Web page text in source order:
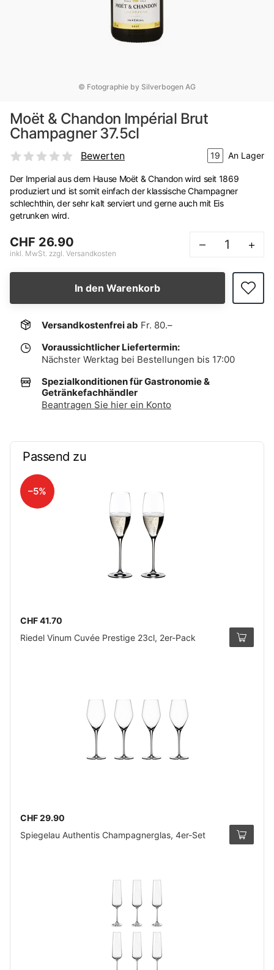
© Fotographie by Silverbogen AG
Moët & Chandon Impérial Brut
Champagner 37.5cl
Bewerten 19 An Lager
Der Imperial aus dem Hause Moët & Chandon wird seit 1869
produziert und ist somit einfach der klassische Champagner
schlechthin, der sehr kalt serviert und gerne auch mit Eis
getrunken wird.
CHF 26.90
inkl. MwSt. zzgl. Versandkosten
– +
In den Warenkorb
Versandkostenfrei ab Fr. 80.–
Voraussichtlicher Liefertermin:
Nächster Werktag bei Bestellungen bis 17:00
Spezialkonditionen für Gastronomie &
Getränkefachhändler
Beantragen Sie hier ein Konto
Passend zu
–5%
CHF 41.70
Riedel Vinum Cuvée Prestige 23cl, 2er-Pack
CHF 29.90
Spiegelau Authentis Champagnerglas, 4er-Set